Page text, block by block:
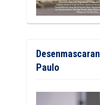
Paulo